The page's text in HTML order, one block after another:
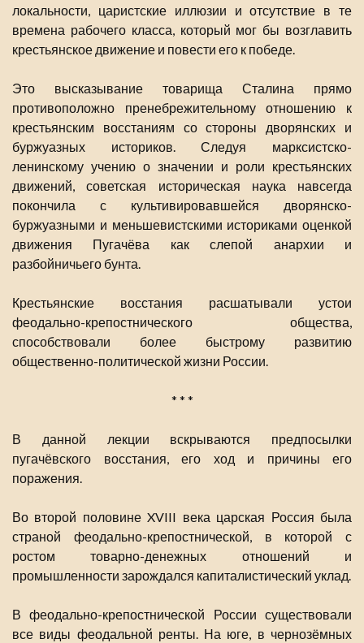
локальности, царистские иллюзии и отсутствие в те
времена рабочего класса, который мог бы возглавить
крестьянское движение и повести его к победе.
Это высказывание товарища Сталина прямо
противоположно пренебрежительному отношению к
крестьянским восстаниям со стороны дворянских и
буржуазных историков. Следуя марксистско-
ленинскому учению о значении и роли крестьянских
движений, советская историческая наука навсегда
покончила с культивировавшейся дворянско-
буржуазными и меньшевистскими историками оценкой
движения Пугачёва как слепой анархии и
разбойничьего бунта.
Крестьянские восстания расшатывали устои
феодально-крепостнического общества,
способствовали более быстрому развитию
общественно-политической жизни России.
* * *
В данной лекции вскрываются предпосылки
пугачёвского восстания, его ход и причины его
поражения.
Во второй половине XVIII века царская Россия была
страной феодально-крепостнической, в которой с
ростом товарно-денежных отношений и
промышленности зарождался капиталистический уклад.
В феодально-крепостнической России существовали
все виды феодальной ренты. На юге, в чернозёмных